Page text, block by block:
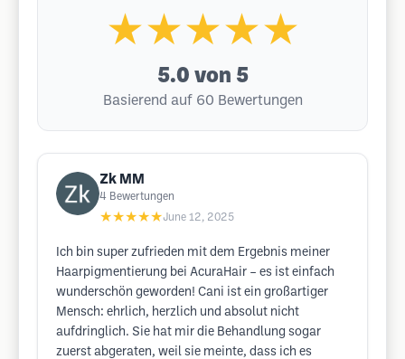
★★★★★
5.0 von 5
Basierend auf 60 Bewertungen
Zk MM
4 Bewertungen
★★★★★June 12, 2025
Ich bin super zufrieden mit dem Ergebnis meiner
Haarpigmentierung bei AcuraHair – es ist einfach
wunderschön geworden! Cani ist ein großartiger
Mensch: ehrlich, herzlich und absolut nicht
aufdringlich. Sie hat mir die Behandlung sogar
zuerst abgeraten, weil sie meinte, dass ich es